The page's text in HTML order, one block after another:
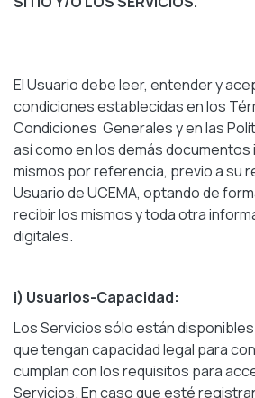
El Usuario debe leer, entender y
condiciones establecidas en los
Condiciones Generales y en las
así como en los demás
mismos por referencia, previo a su
Usuario de UCEMA, optando de
recibir los mismos y toda otra
digitales.
i) Usuarios-Capacidad:
Los Servicios sólo están
que tengan capacidad legal para
cumplan con los requisitos para
Servicios. En caso que esté